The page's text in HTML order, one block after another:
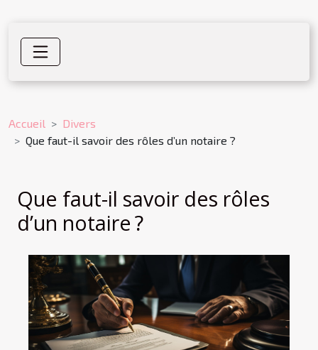
Accueil
Divers
Que faut-il savoir des rôles d’un notaire ?
Que faut-il savoir des rôles
d’un notaire ?